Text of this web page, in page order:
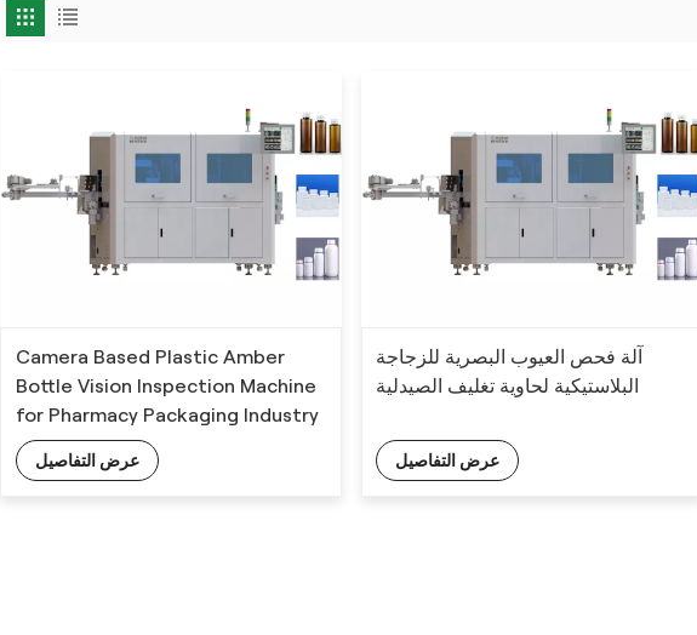
Camera Based Plastic Amber
Bottle Vision Inspection Machine
for Pharmacy Packaging Industry
عرض التفاصيل
آلة فحص العيوب البصرية للزجاجة
البلاستيكية لحاوية تغليف الصيدلية
عرض التفاصيل